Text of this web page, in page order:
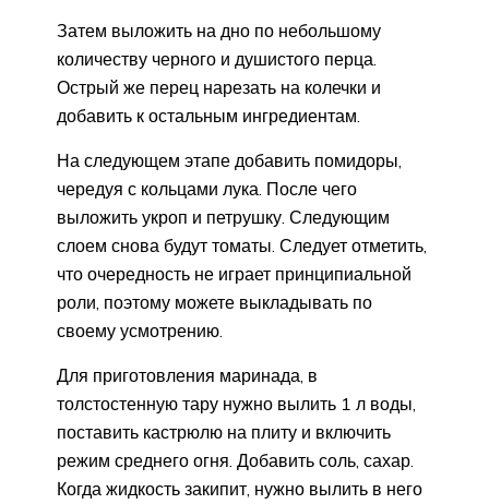
Затем выложить на дно по небольшому
количеству черного и душистого перца.
Острый же перец нарезать на колечки и
добавить к остальным ингредиентам.
На следующем этапе добавить помидоры,
чередуя с кольцами лука. После чего
выложить укроп и петрушку. Следующим
слоем снова будут томаты. Следует отметить,
что очередность не играет принципиальной
роли, поэтому можете выкладывать по
своему усмотрению.
Для приготовления маринада, в
толстостенную тару нужно вылить 1 л воды,
поставить кастрюлю на плиту и включить
режим среднего огня. Добавить соль, сахар.
Когда жидкость закипит, нужно вылить в него